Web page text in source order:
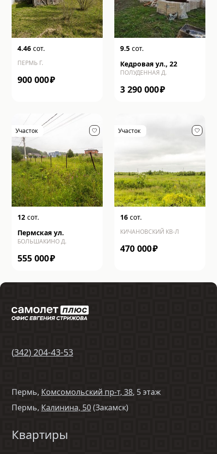
4.46 сот.
ПЕРМЬ Г.
900 000₽
9.5 сот.
Кедровая ул., 22
ПОЛУДЕННАЯ Д.
3 290 000₽
Участок
12 сот.
Пермская ул.
БОЛЬШАКИНО Д.
555 000₽
Участок
16 сот.
КИЧАНОВСКИЙ КВ-Л
470 000₽
(342) 204-43-53
Пермь, Комсомольский пр-т, 38, 5 этаж
Пермь, Калинина, 50(Закамск)
Квартиры